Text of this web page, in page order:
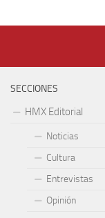
SECCIONES
HMX Editorial
Noticias
Cultura
Entrevistas
Opinión